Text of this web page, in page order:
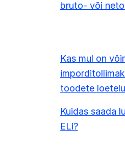
bruto- või
Kas mul on
toodete
Kuidas saada
ELi?